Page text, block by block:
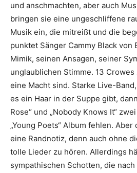
und anschmachten, aber auch
bringen sie eine ungeschliffene
Musik ein, die mitreißt und die
punktet Sänger Cammy Black von
Mimik, seinen Ansagen, seiner
unglaublichen Stimme. 13
eine Macht sind. Starke Live-
es ein Haar in der Suppe gibt,
Rose“ und „Nobody Knows It“
„Young Poets“ Album fehlen.
eine Randnotiz, denn auch ohne
tolle Lieder zu hören. Allerdings
sympathischen Schotten, die